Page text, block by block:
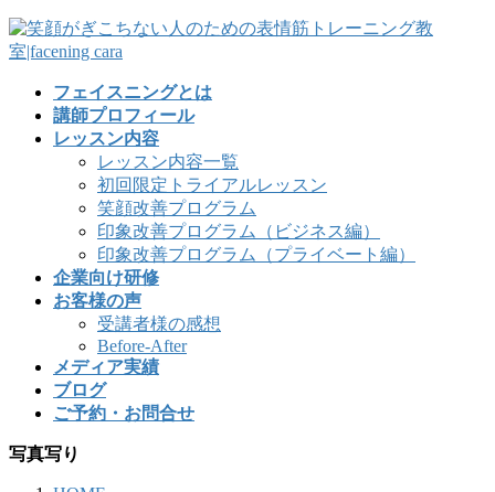
フェイスニングとは
講師プロフィール
レッスン内容
レッスン内容一覧
初回限定トライアルレッスン
笑顔改善プログラム
印象改善プログラム（ビジネス編）
印象改善プログラム（プライベート編）
企業向け研修
お客様の声
受講者様の感想
Before-After
メディア実績
ブログ
ご予約・お問合せ
写真写り